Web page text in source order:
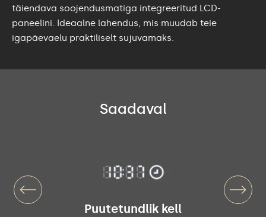
täiendava soojendusmatiga integreeritud LCD-
paneelini. Ideaalne lahendus, mis muudab teie
igapäevaelu praktiliselt sujuvamaks.
Saadaval
Puutetundlik kell